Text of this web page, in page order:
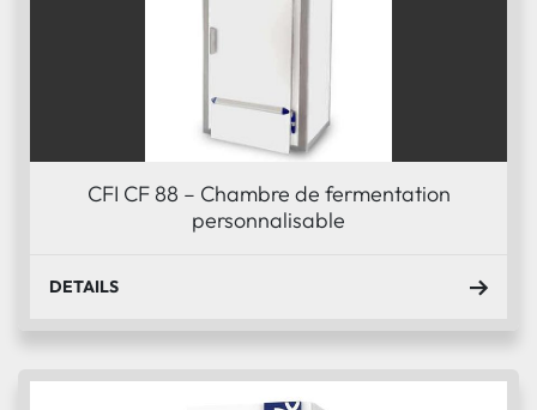
CFI CF 88 – Chambre de fermentation
personnalisable
DETAILS